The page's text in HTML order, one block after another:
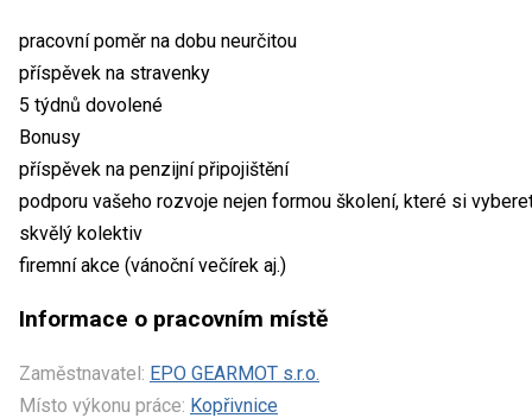
pracovní poměr na dobu neurčitou
příspěvek na stravenky
5 týdnů dovolené
Bonusy
příspěvek na penzijní připojištění
podporu vašeho rozvoje nejen formou školení, které si
skvělý kolektiv
firemní akce (vánoční večírek aj.)
Informace o pracovním místě
Zaměstnavatel: EPO GEARMOT s.r.o.
Místo výkonu práce: Kopřivnice